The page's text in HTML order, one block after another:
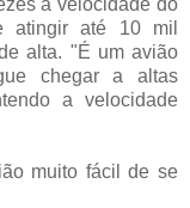
a velocidade do
atingir até 10 mil
alta. "É um avião
chegar a altas
a velocidade
muito fácil de se